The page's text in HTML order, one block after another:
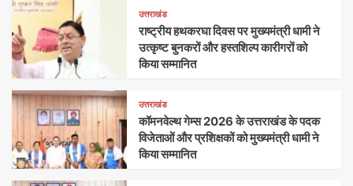
उत्तराखंड
राष्ट्रीय हथकरघा दिवस पर मुख्यमंत्री धामी ने
उत्कृष्ट बुनकरों और हस्तशिल्प कारीगरों को
किया सम्मानित
उत्तराखंड
कॉमनवेल्थ गेम्स 2026 के उत्तराखंड के पदक
विजेताओं और प्रशिक्षकों को मुख्यमंत्री धामी ने
किया सम्मानित